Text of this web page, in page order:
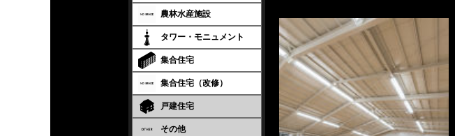
農林水産施設
タワー・モニュメント
集合住宅
集合住宅（改修）
戸建住宅
その他